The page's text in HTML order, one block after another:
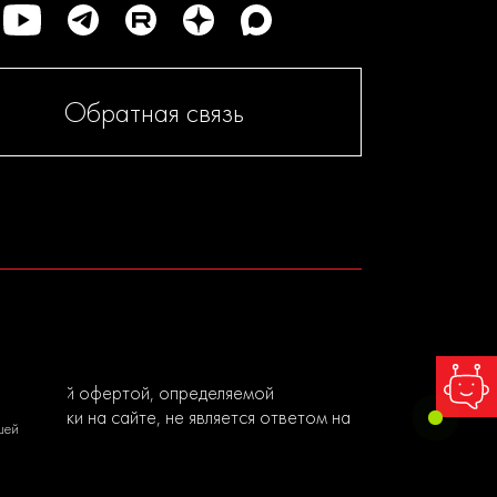
Обратная связь
офертой, определяемой
на сайте, не является ответом на